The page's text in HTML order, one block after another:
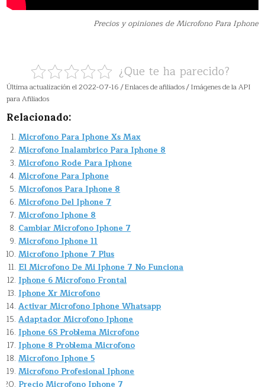
Precios y opiniones de Microfono Para Iphone
¿Que te ha parecido?
Última actualización el 2022-07-16 / Enlaces de afiliados / Imágenes de la API
para Afiliados
Relacionado:
Microfono Para Iphone Xs Max
Microfono Inalambrico Para Iphone 8
Microfono Rode Para Iphone
Microfone Para Iphone
Microfonos Para Iphone 8
Microfono Del Iphone 7
Microfono Iphone 8
Cambiar Microfono Iphone 7
Microfono Iphone 11
Microfono Iphone 7 Plus
El Microfono De Mi Iphone 7 No Funciona
Iphone 6 Microfono Frontal
Iphone Xr Microfono
Activar Microfono Iphone Whatsapp
Adaptador Microfono Iphone
Iphone 6S Problema Microfono
Iphone 8 Problema Microfono
Microfono Iphone 5
Microfono Profesional Iphone